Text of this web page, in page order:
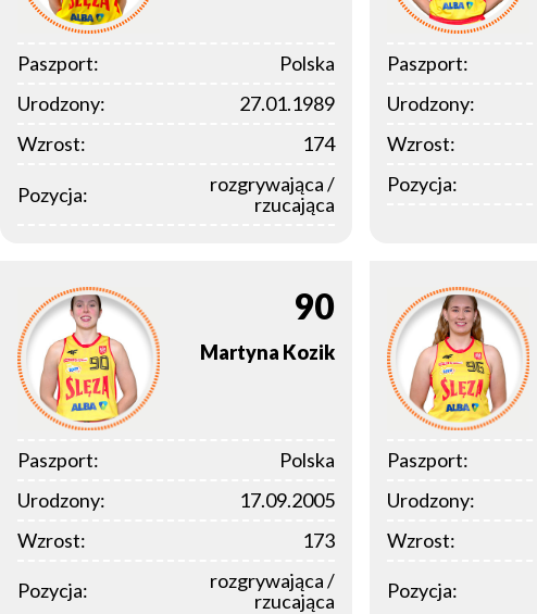
Paszport:
Polska
Urodzony:
27.01.1989
Wzrost:
174
Pozycja:
rozgrywająca /
rzucająca
Paszport:
Urodzony:
Wzrost:
Pozycja:
90
Martyna Kozik
Paszport:
Polska
Urodzony:
17.09.2005
Wzrost:
173
Pozycja:
rozgrywająca /
rzucająca
Paszport:
Urodzony:
Wzrost:
Pozycja: